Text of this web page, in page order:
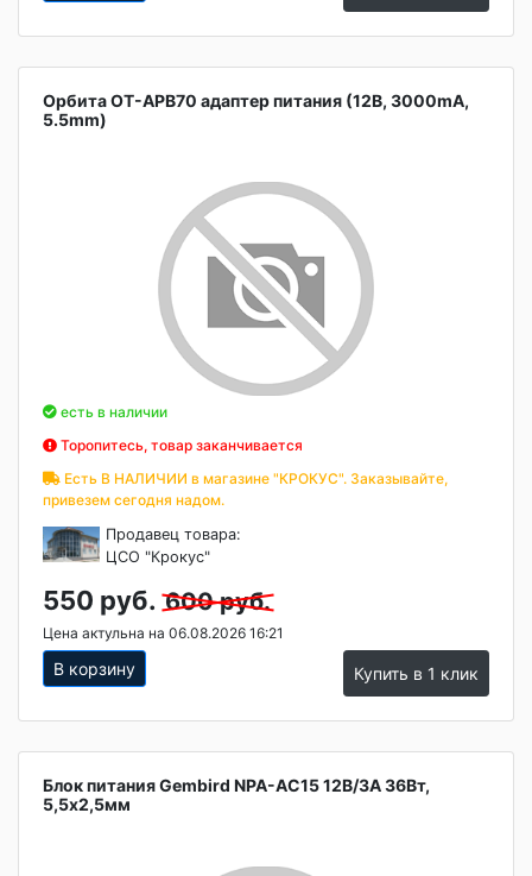
Орбита OT-APB70 адаптер питания (12B, 3000mA,
5.5mm)
есть в наличии
Торопитесь, товар заканчивается
Есть В НАЛИЧИИ в магазине "КРОКУС". Заказывайте,
привезем сегодня надом.
Продавец товара:
ЦСО "Крокус"
550 руб. 600 руб.
Цена актульна на 06.08.2026 16:21
В корзину Купить в 1 клик
Блок питания Gembird NPA-AC15 12В/3А 36Вт,
5,5х2,5мм